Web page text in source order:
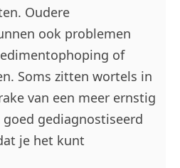
Oudere
ook problemen
of
Soms zitten wortels in
van een meer ernstig
gediagnostiseerd
je het kunt